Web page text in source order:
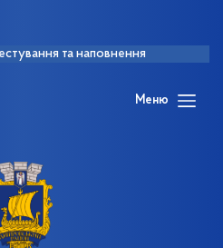
та наповнення
Меню